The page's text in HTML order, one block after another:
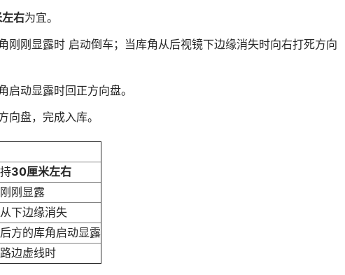
右为宜。
刚刚显露时 启动倒车；当库角从后视镜下边缘消失时向右打死方向
启动显露时回正方向盘。
向盘，完成入库。
30厘米左右
刚显露
下边缘消失
方的库角启动显露
边虚线时